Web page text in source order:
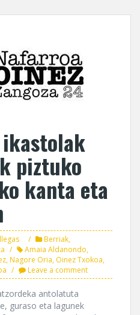
ikastolak
piztuko
kanta eta
Berriak,
Amaia Aldanondo,
,Nagore Oria, Oinez Txokoa,
Leave a comment
antolatuta
guraso eta lagunek